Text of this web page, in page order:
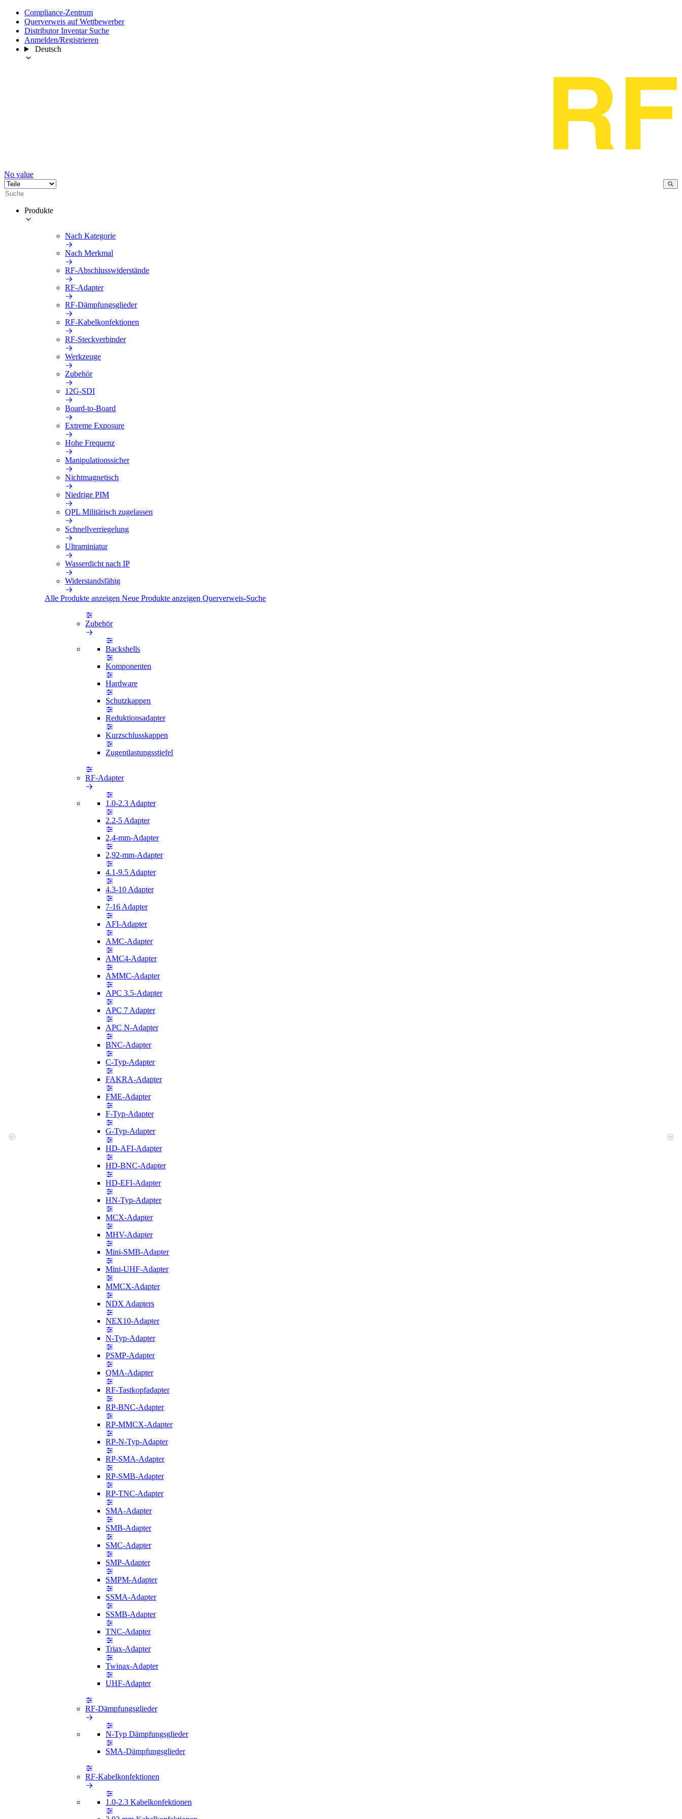
Compliance-Zentrum
Querverweis auf Wettbewerber
Distributor Inventar Suche
Anmelden/Registrieren
Deutsch
No value
Produkte
Nach Kategorie
Nach Merkmal
RF-Abschlusswiderstände
RF-Adapter
RF-Dämpfungsglieder
RF-Kabelkonfektionen
RF-Steckverbinder
Werkzeuge
Zubehör
12G-SDI
Board-to-Board
Extreme Exposure
Hohe Frequenz
Manipulationssicher
Nichtmagnetisch
Niedrige PIM
QPL Militärisch zugelassen
Schnellverriegelung
Ultraminiatur
Wasserdicht nach IP
Widerstandsfähig
Alle Produkte anzeigen Neue Produkte anzeigen Querverweis-Suche
Zubehör
Backshells
Komponenten
Hardware
Schutzkappen
Reduktionsadapter
Kurzschlusskappen
Zugentlastungsstiefel
RF-Adapter
1.0-2.3 Adapter
2.2-5 Adapter
2,4-mm-Adapter
2,92-mm-Adapter
4.1-9.5 Adapter
4.3-10 Adapter
7-16 Adapter
AFI-Adapter
AMC-Adapter
AMC4-Adapter
AMMC-Adapter
APC 3.5-Adapter
APC 7 Adapter
APC N-Adapter
BNC-Adapter
C-Typ-Adapter
FAKRA-Adapter
FME-Adapter
F-Typ-Adapter
G-Typ-Adapter
HD-AFI-Adapter
HD-BNC-Adapter
HD-EFI-Adapter
HN-Typ-Adapter
MCX-Adapter
MHV-Adapter
Mini-SMB-Adapter
Mini-UHF-Adapter
MMCX-Adapter
NDX Adapters
NEX10-Adapter
N-Typ-Adapter
PSMP-Adapter
QMA-Adapter
RF-Tastkopfadapter
RP-BNC-Adapter
RP-MMCX-Adapter
RP-N-Typ-Adapter
RP-SMA-Adapter
RP-SMB-Adapter
RP-TNC-Adapter
SMA-Adapter
SMB-Adapter
SMC-Adapter
SMP-Adapter
SMPM-Adapter
SSMA-Adapter
SSMB-Adapter
TNC-Adapter
Triax-Adapter
Twinax-Adapter
UHF-Adapter
RF-Dämpfungsglieder
N-Typ Dämpfungsglieder
SMA-Dämpfungsglieder
RF-Kabelkonfektionen
1.0-2.3 Kabelkonfektionen